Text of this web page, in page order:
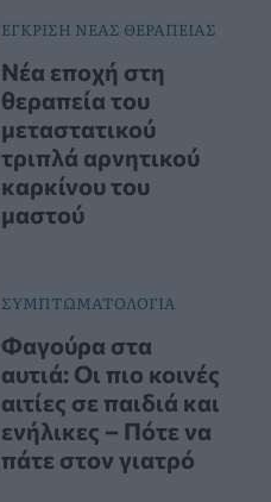
ΕΓΚΡΙΣΗ ΝΕΑΣ ΘΕΡΑΠΕΙΑΣ
Νέα εποχή στη
θεραπεία του
μεταστατικού
τριπλά αρνητικού
καρκίνου του
μαστού
ΣΥΜΠΤΩΜΑΤΟΛΟΓΙΑ
Φαγούρα στα
αυτιά: Οι πιο κοινές
αιτίες σε παιδιά και
ενήλικες – Πότε να
πάτε στον γιατρό